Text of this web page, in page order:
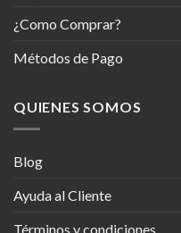
¿Como Comprar?
Métodos de Pago
QUIENES SOMOS
Blog
Ayuda al Cliente
Términos y condiciones